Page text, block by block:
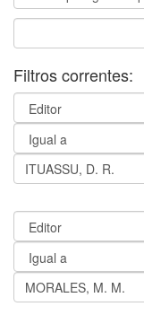
Filtros correntes: